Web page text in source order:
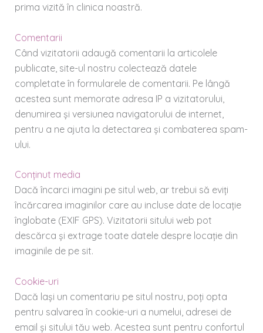
prima vizită în clinica noastră.
Comentarii
Când vizitatorii adaugă comentarii la articolele
publicate, site-ul nostru colectează datele
completate în formularele de comentarii. Pe lângă
acestea sunt memorate adresa IP a vizitatorului,
denumirea și versiunea navigatorului de internet,
pentru a ne ajuta la detectarea și combaterea spam-
ului.
Conținut media
Dacă încarci imagini pe situl web, ar trebui să eviți
încărcarea imaginilor care au incluse date de locație
înglobate (EXIF GPS). Vizitatorii sitului web pot
descărca și extrage toate datele despre locație din
imaginile de pe sit.
Cookie-uri
Dacă lași un comentariu pe situl nostru, poți opta
pentru salvarea în cookie-uri a numelui, adresei de
email și sitului tău web. Acestea sunt pentru confortul